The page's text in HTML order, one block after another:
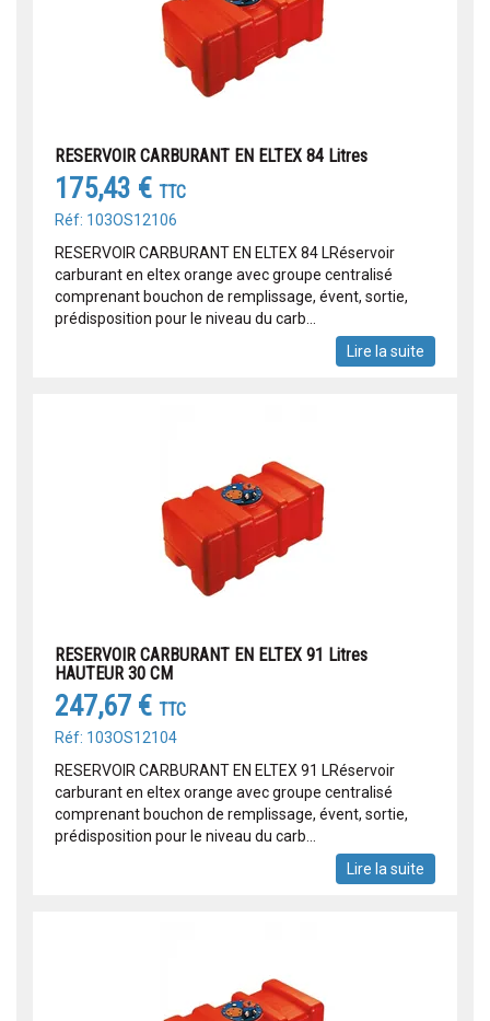
RESERVOIR CARBURANT EN ELTEX 84 Litres
175,43 € TTC
Réf: 103OS12106
RESERVOIR CARBURANT EN ELTEX 84 LRéservoir
carburant en eltex orange avec groupe centralisé
comprenant bouchon de remplissage, évent, sortie,
prédisposition pour le niveau du carb...
Lire la suite
RESERVOIR CARBURANT EN ELTEX 91 Litres
HAUTEUR 30 CM
247,67 € TTC
Réf: 103OS12104
RESERVOIR CARBURANT EN ELTEX 91 LRéservoir
carburant en eltex orange avec groupe centralisé
comprenant bouchon de remplissage, évent, sortie,
prédisposition pour le niveau du carb...
Lire la suite